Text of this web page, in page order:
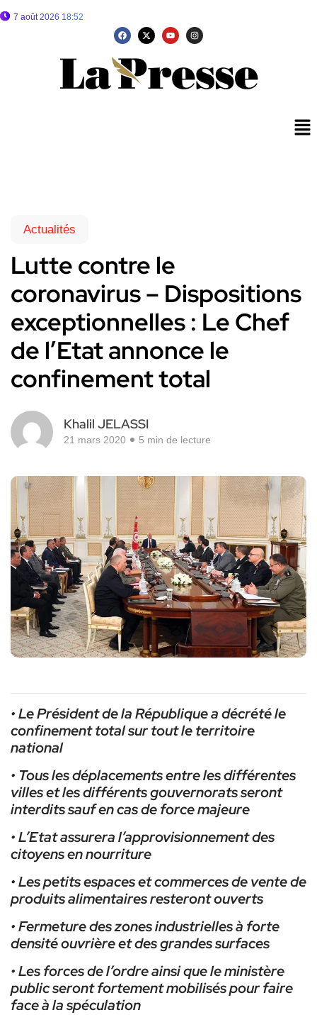
7 août 2026 18:52
Actualités
Lutte contre le
coronavirus – Dispositions
exceptionnelles : Le Chef
de l’Etat annonce le
confinement total
Khalil JELASSI
21 mars 2020 5 min de lecture
• Le Président de la République a décrété le
confinement total sur tout le territoire
national
• Tous les déplacements entre les différentes
villes et les différents gouvernorats seront
interdits sauf en cas de force majeure
• L’Etat assurera l’approvisionnement des
citoyens en nourriture
• Les petits espaces et commerces de vente de
produits alimentaires resteront ouverts
• Fermeture des zones industrielles à forte
densité ouvrière et des grandes surfaces
• Les forces de l’ordre ainsi que le ministère
public seront fortement mobilisés pour faire
face à la spéculation